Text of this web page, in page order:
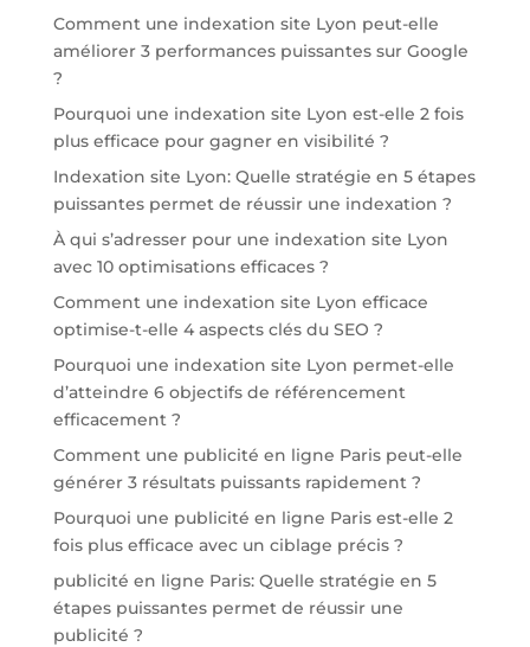
Comment une indexation site Lyon peut-elle
améliorer 3 performances puissantes sur Google
?
Pourquoi une indexation site Lyon est-elle 2 fois
plus efficace pour gagner en visibilité ?
Indexation site Lyon: Quelle stratégie en 5 étapes
puissantes permet de réussir une indexation ?
À qui s’adresser pour une indexation site Lyon
avec 10 optimisations efficaces ?
Comment une indexation site Lyon efficace
optimise-t-elle 4 aspects clés du SEO ?
Pourquoi une indexation site Lyon permet-elle
d’atteindre 6 objectifs de référencement
efficacement ?
Comment une publicité en ligne Paris peut-elle
générer 3 résultats puissants rapidement ?
Pourquoi une publicité en ligne Paris est-elle 2
fois plus efficace avec un ciblage précis ?
publicité en ligne Paris: Quelle stratégie en 5
étapes puissantes permet de réussir une
publicité ?